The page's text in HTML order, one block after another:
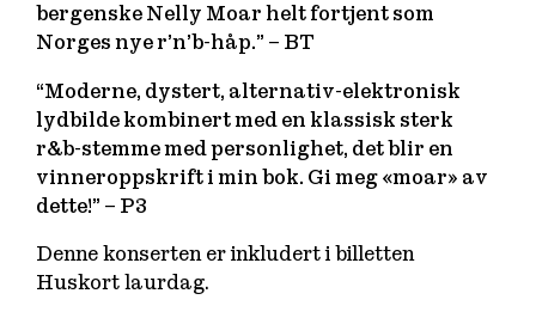
bergenske Nelly Moar helt fortjent som
Norges nye r’n’b-håp.” – BT
“Moderne, dystert, alternativ-elektronisk
lydbilde kombinert med en klassisk sterk
r&b-stemme med personlighet, det blir en
vinneroppskrift i min bok. Gi meg «moar» av
dette!” – P3
Denne konserten er inkludert i billetten
Huskort laurdag.